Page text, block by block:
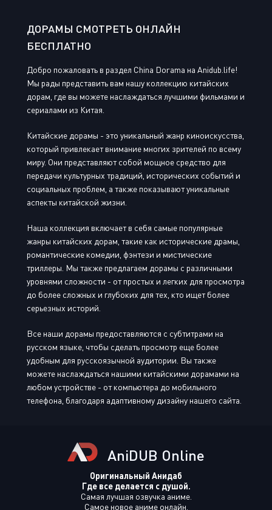
ДОРАМЫ СМОТРЕТЬ ОНЛАЙН
БЕСПЛАТНО
Добро пожаловать в раздел China Dorama на Anidub.life!
Мы рады представить вам нашу коллекцию китайских
дорам, где вы можете наслаждаться лучшими фильмами и
сериалами из Китая.
Китайские дорамы - это уникальный жанр киноискусства,
который привлекает внимание многих зрителей по всему
миру. Они представляют собой мощное средство для
передачи культурных традиций, исторических событий и
социальных проблем, а также показывают уникальные
аспекты китайской жизни.
Наша коллекция включает в себя самые популярные
жанры китайских дорам, такие как исторические драмы,
романтические комедии, фэнтези и мистические
триллеры. Мы также предлагаем дорамы с различными
уровнями сложности - от простых и легких для просмотра
до более сложных и глубоких для тех, кто ищет более
серьезных историй.
Все наши дорамы предоставляются с субтитрами на
русском языке, чтобы сделать просмотр еще более
удобным для русскоязычной аудитории. Вы также
можете наслаждаться нашими китайскими дорамами на
любом устройстве - от компьютера до мобильного
телефона, благодаря адаптивному дизайну нашего сайта.
AniDUB Online
Оригинальный Анидаб
Где все делается с душой.
Самая лучшая озвучка аниме.
Самое новое аниме онлайн.